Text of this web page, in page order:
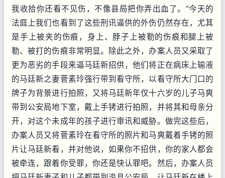
我收拾你还看不见伤，不像县局把你弄出血了。”今天的
法庭上我们也看到了这些刑讯逼供的外伤仍然存在，尤其
是手上被夹的伤痕，身上、脖子上被勒的伤痕和腿上被
勒、被打的伤痕非常明显。除此之外，办案人员又采取了
更为恶劣的手段来逼马廷新招供，他们将正在病床上输液
的马廷新之妻菅素玲强行带到看守所，以看守所大门口的
牌子为背景进行拍照，又将马廷新年仅十六岁的儿子马爽
带到公安局地下室，戴上手铐进行拍照，并将其和母亲分
开，对这个未成年的孩子进行审讯和威胁。做完这些后，
办案人员又将菅素玲在看守所的照片和马爽戴着手铐的照
片让马廷新看，并对他说，如果你不招供，你的家人都会
被牵连，跟着你受罪，你还是快认罪吧。然后，办案人员